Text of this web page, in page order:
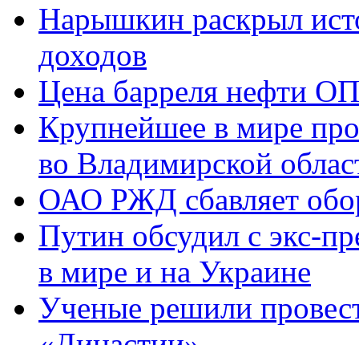
Нарышкин раскрыл
доходов
Цена барреля нефти
Крупнейшее в мире
во Владимирской
ОАО РЖД сбавляет
Путин обсудил с экс-
в мире и на Украине
Ученые решили